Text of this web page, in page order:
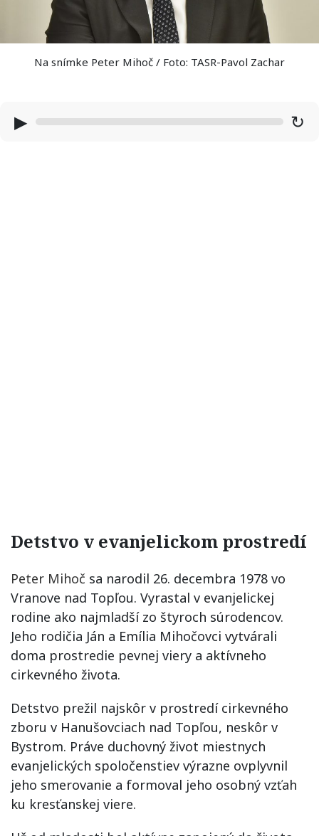
Na snímke Peter Mihoč / Foto: TASR-Pavol Zachar
▶ ↻
Detstvo v evanjelickom prostredí
Peter Mihoč sa narodil 26. decembra 1978 vo
Vranove nad Topľou. Vyrastal v evanjelickej
rodine ako najmladší zo štyroch súrodencov.
Jeho rodičia Ján a Emília Mihočovci vytvárali
doma prostredie pevnej viery a aktívneho
cirkevného života.
Detstvo prežil najskôr v prostredí cirkevného
zboru v Hanušovciach nad Topľou, neskôr v
Bystrom. Práve duchovný život miestnych
evanjelických spoločenstiev výrazne ovplyvnil
jeho smerovanie a formoval jeho osobný vzťah
ku kresťanskej viere.